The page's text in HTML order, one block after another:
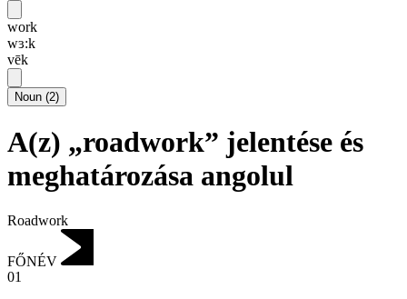
work
wɜ:k
vēk
Noun (2)
A(z) „roadwork” jelentése és
meghatározása angolul
Roadwork
FŐNÉV
01